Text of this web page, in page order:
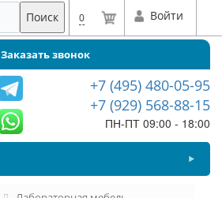
Поиск 0 Войти
Заказать звонок
+7 (495) 480-05-95
+7 (929) 568-88-15
ПН-ПТ 09:00 - 18:00